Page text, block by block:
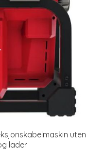
uten
lader